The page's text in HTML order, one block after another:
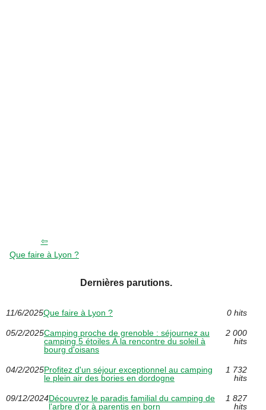
Que faire à Lyon ?
Dernières parutions.
11/6/2025Que faire à Lyon ? 0 hits
05/2/2025Camping proche de grenoble : séjournez au
camping 5 étoiles À la rencontre du soleil à
bourg d'oisans
2 000
hits
04/2/2025Profitez d'un séjour exceptionnel au camping
le plein air des bories en dordogne
1 732
hits
09/12/2024Découvrez le paradis familial du camping de
l'arbre d'or à parentis en born
1 827
hits